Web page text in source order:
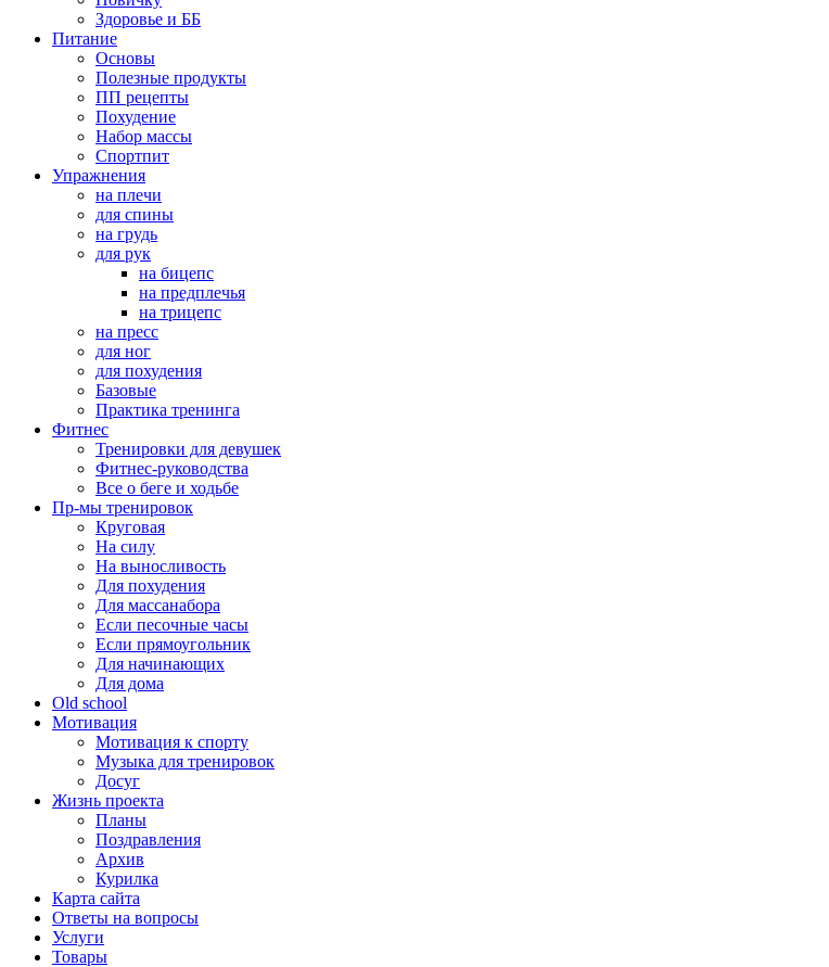
Здоровье и ББ
Питание
Основы
Полезные продукты
ПП рецепты
Похудение
Набор массы
Спортпит
Упражнения
на плечи
для спины
на грудь
для рук
на бицепс
на предплечья
на трицепс
на пресс
для ног
для похудения
Базовые
Практика тренинга
Фитнес
Тренировки для девушек
Фитнес-руководства
Все о беге и ходьбе
Пр-мы тренировок
Круговая
На силу
На выносливость
Для похудения
Для массанабора
Если песочные часы
Если прямоугольник
Для начинающих
Для дома
Old school
Мотивация
Мотивация к спорту
Музыка для тренировок
Досуг
Жизнь проекта
Планы
Поздравления
Архив
Курилка
Карта сайта
Ответы на вопросы
Услуги
Товары